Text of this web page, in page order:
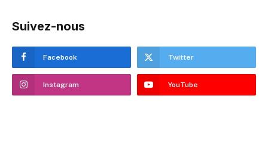
Suivez-nous
Facebook Twitter
Instagram YouTube